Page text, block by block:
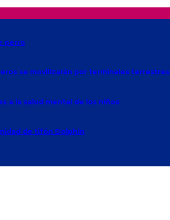
perro
se movilizarán por terminales terrestres
a la salud mental de los niños
de tifón Dolphin